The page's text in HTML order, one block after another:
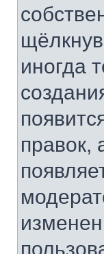
иногда
правок,